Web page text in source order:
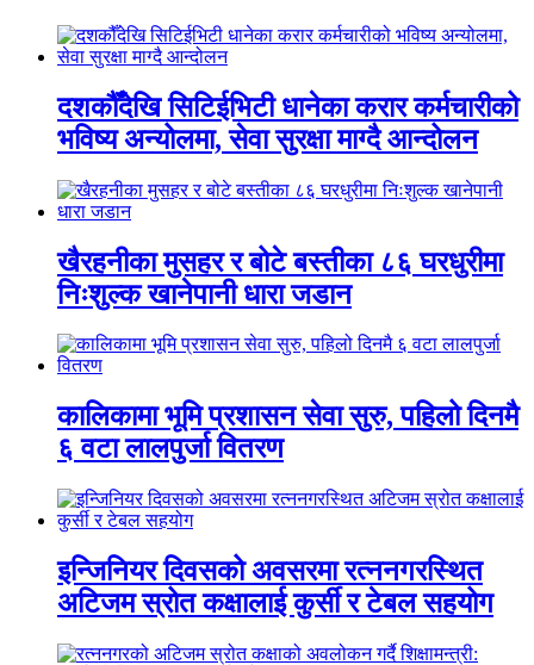
दशकौँदेखि सिटिईभिटी धानेका करार कर्मचारीको
भविष्य अन्योलमा, सेवा सुरक्षा माग्दै आन्दोलन
खैरहनीका मुसहर र बोटे बस्तीका ८६ घरधुरीमा
निःशुल्क खानेपानी धारा जडान
कालिकामा भूमि प्रशासन सेवा सुरु, पहिलो दिनमै
६ वटा लालपुर्जा वितरण
इन्जिनियर दिवसको अवसरमा रत्ननगरस्थित
अटिजम स्रोत कक्षालाई कुर्सी र टेबल सहयोग